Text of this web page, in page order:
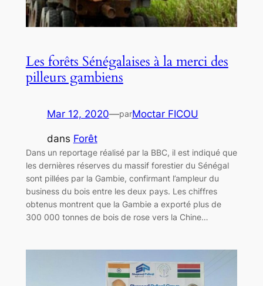
Les forêts Sénégalaises à la merci des
pilleurs gambiens
Mar 12, 2020—parMoctar FICOU
dans Forêt
Dans un reportage réalisé par la BBC, il est indiqué que
les dernières réserves du massif forestier du Sénégal
sont pillées par la Gambie, confirmant l’ampleur du
business du bois entre les deux pays. Les chiffres
obtenus montrent que la Gambie a exporté plus de
300 000 tonnes de bois de rose vers la Chine…